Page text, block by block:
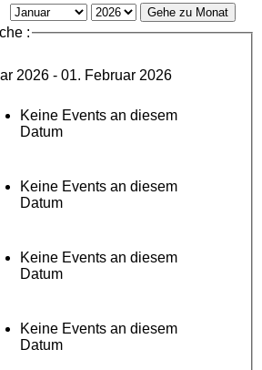
Gehe zu Monat
:
2026 - 01. Februar 2026
Keine Events an diesem
Datum
Keine Events an diesem
Datum
Keine Events an diesem
Datum
Keine Events an diesem
Datum